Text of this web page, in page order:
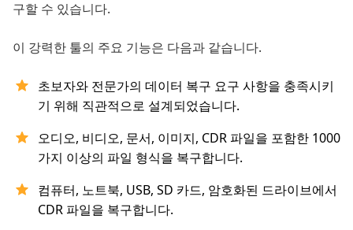
구할 수 있습니다.
이 강력한 툴의 주요 기능은 다음과 같습니다.
초보자와 전문가의 데이터 복구 요구 사항을 충족시키
기 위해 직관적으로 설계되었습니다.
오디오, 비디오, 문서, 이미지, CDR 파일을 포함한 1000
가지 이상의 파일 형식을 복구합니다.
컴퓨터, 노트북, USB, SD 카드, 암호화된 드라이브에서
CDR 파일을 복구합니다.